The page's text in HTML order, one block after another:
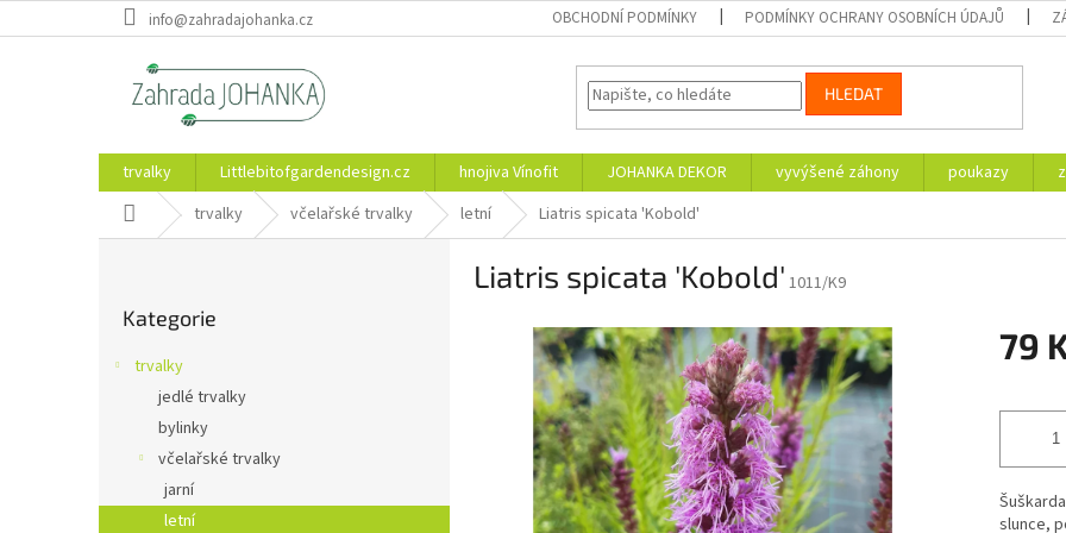
na
info@zahradajohanka.cz OBCHODNÍ PODMÍNKY PODMÍNKY OCHRANY OSOBNÍCH ÚDAJŮ
HLEDAT
trvalky Littlebitofgardendesign.cz hnojiva Vínofit JOHANKA DEKOR vyvýšené záhony poukazy
Domů trvalky včelařské trvalky letní Liatris spicata 'Kobold'
a
kategorie
Kategorie
trvalky
jedlé trvalky
bylinky
včelařské trvalky
jarní
letní
Liatris spicata 'Kobold' 1011/K9
79
cena:
slunce,